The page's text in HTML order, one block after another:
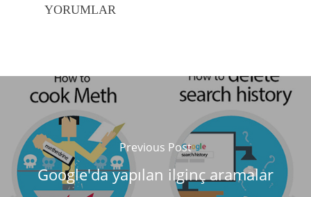
YORUMLAR
Previous Post
Google'da yapılan ilginç aramalar